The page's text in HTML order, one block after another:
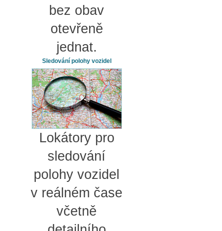
bez obav
otevřeně
jednat.
Sledování polohy vozidel
Lokátory pro
sledování
polohy vozidel
v reálném čase
včetně